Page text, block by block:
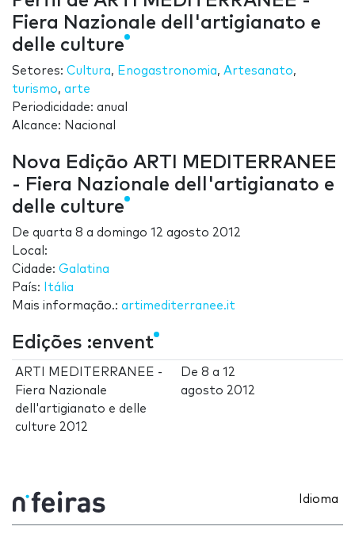
Fiera Nazionale dell'artigianato e
delle culture
Setores: Cultura, Enogastronomia, Artesanato,
turismo, arte
Periodicidade: anual
Alcance: Nacional
Nova Edição ARTI MEDITERRANEE
- Fiera Nazionale dell'artigianato e
delle culture
De quarta 8 a domingo 12 agosto 2012
Local:
Cidade: Galatina
País:
Itália
Mais informação.: artimediterranee.it
Edições :envent
ARTI MEDITERRANEE -
Fiera Nazionale
dell'artigianato e delle
culture 2012
De8 a12
agosto 2012
Idioma